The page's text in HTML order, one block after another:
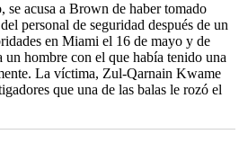
se acusa a Brown de haber tomado
personal de seguridad después de un
en Miami el 16 de mayo y de
un hombre con el que había tenido una
La víctima, Zul-Qarnain Kwame
que una de las balas le rozó el